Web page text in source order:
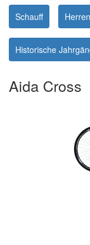
Schauff Herren
Historische
Aida Cross